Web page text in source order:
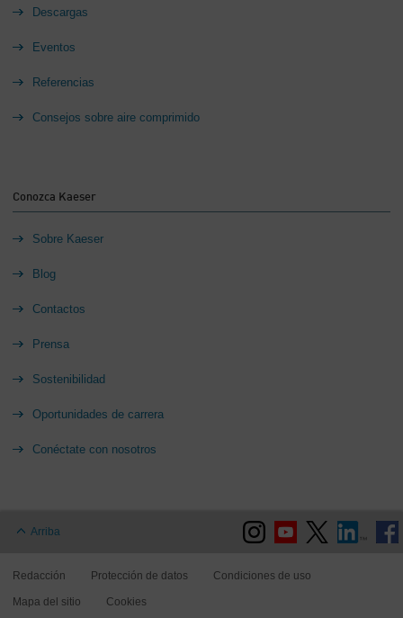
Descargas
Eventos
Referencias
Consejos sobre aire comprimido
Conozca Kaeser
Sobre Kaeser
Blog
Contactos
Prensa
Sostenibilidad
Oportunidades de carrera
Conéctate con nosotros
Arriba
Redacción Protección de datos Condiciones de uso
Mapa del sitio Cookies